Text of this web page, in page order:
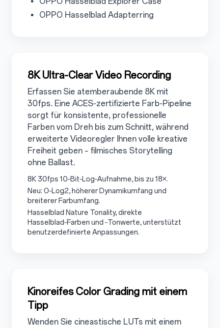
3.4.3
OPPO Hasselblad Adapterring
3.5
8K Ultra-Clear Video Recording
Erfassen Sie atemberaubende 8K mit
30fps. Eine ACES‑zertifizierte Farb‑Pipeline
sorgt für konsistente, professionelle
Farben vom Dreh bis zum Schnitt, während
erweiterte Videoregler Ihnen volle kreative
Freiheit geben – filmisches Storytelling
ohne Ballast.
3.5.1
8K 30fps 10‑Bit‑Log‑Aufnahme, bis zu 18×.
3.5.2
Neu: O‑Log2, höherer Dynamikumfang und
breiterer Farbumfang.
3.5.3
Hasselblad Nature Tonality, direkte
Hasselblad‑Farben und ‑Tonwerte, unterstützt
benutzerdefinierte Anpassungen.
3.6
Kinoreifes Color Grading mit einem
Tipp
Wenden Sie cineastische LUTs mit einem